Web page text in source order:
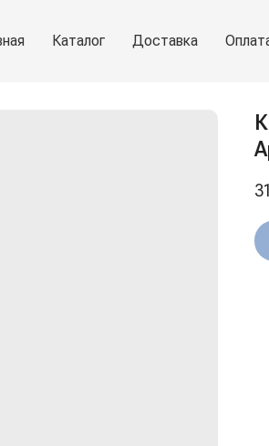
Каталог Доставка